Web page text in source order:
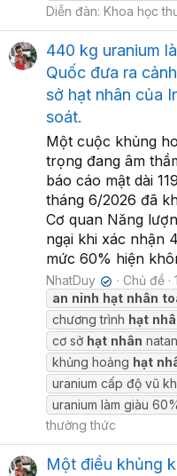
Diễn đàn: Khoa học
440 kg uranium
Quốc đưa ra
sở hạt nhân của
soát.
Một cuộc khủng
trọng đang âm
báo cáo mật dài
tháng 6/2026 đã
Cơ quan Năng
ngại khi xác nhận
mức 60% hiện
NhatDuy ✔ Chủ đề
an ninh hạt nhân
chương trình hạt
cơ sở hạt nhân
khủng hoảng hạt
uranium cấp độ vũ
uranium làm giàu
thường thức
Một điều khủng